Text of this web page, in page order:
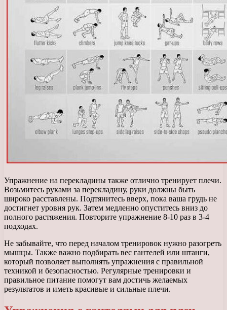
Упражнение на перекладины также отлично тренирует плечи.
Возьмитесь руками за перекладину, руки должны быть
широко расставлены. Подтянитесь вверх, пока ваша грудь не
достигнет уровня рук. Затем медленно опуститесь вниз до
полного растяжения. Повторите упражнение 8-10 раз в 3-4
подходах.
Не забывайте, что перед началом тренировок нужно разогреть
мышцы. Также важно подбирать вес гантелей или штанги,
который позволяет выполнять упражнения с правильной
техникой и безопасностью. Регулярные тренировки и
правильное питание помогут вам достичь желаемых
результатов и иметь красивые и сильные плечи.